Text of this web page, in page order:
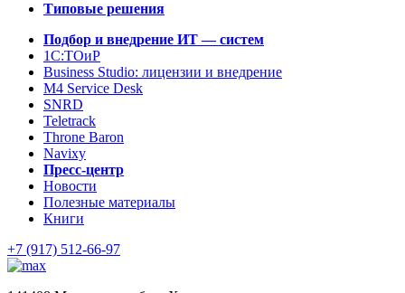
Типовые решения
Подбор и внедрение ИТ — систем
1C:ТОиР
Business Studio: лицензии и внедрение
M4 Service Desk
SNRD
Teletrack
Throne Baron
Navixy
Пресс-центр
Новости
Полезные материалы
Книги
+7 (917) 512-66-97